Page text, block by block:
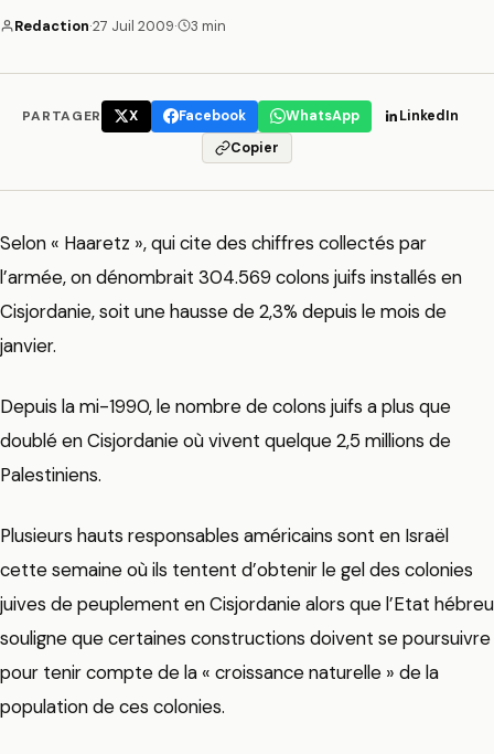
Redaction·27 Juil 2009· 3 min
PARTAGER X Facebook WhatsApp
LinkedIn
Copier
Selon « Haaretz », qui cite des chiffres collectés par
l’armée, on dénombrait 304.569 colons juifs installés en
Cisjordanie, soit une hausse de 2,3% depuis le mois de
janvier.
Depuis la mi-1990, le nombre de colons juifs a plus que
doublé en Cisjordanie où vivent quelque 2,5 millions de
Palestiniens.
Plusieurs hauts responsables américains sont en Israël
cette semaine où ils tentent d’obtenir le gel des colonies
juives de peuplement en Cisjordanie alors que l’Etat hébreu
souligne que certaines constructions doivent se poursuivre
pour tenir compte de la « croissance naturelle » de la
population de ces colonies.